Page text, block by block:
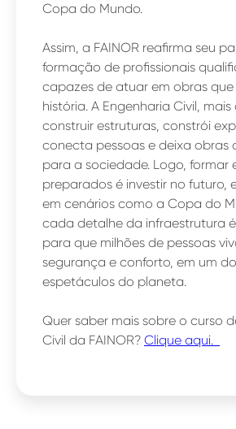
Copa do Mundo.
Assim, a FAINOR reafirma seu
formação de profissionais
capazes de atuar em obras
história. A Engenharia Civil,
construir estruturas, constrói
conecta pessoas e deixa obras
para a sociedade. Logo, formar
preparados é investir no futuro,
em cenários como a Copa do
cada detalhe da infraestrutura
para que milhões de pessoas
segurança e conforto, em um
espetáculos do planeta.
Quer saber mais sobre o curso
Civil da FAINOR? Clique aqui.